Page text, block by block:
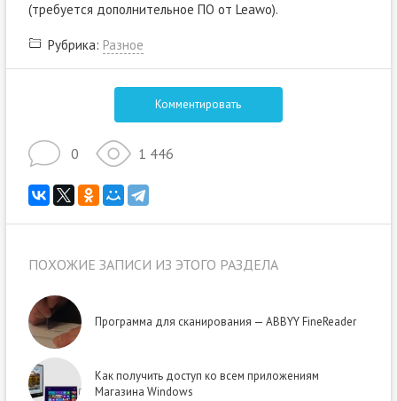
(требуется дополнительное ПО от Leawo).
Рубрика: Разное
Комментировать
0 1 446
ПОХОЖИЕ ЗАПИСИ ИЗ ЭТОГО РАЗДЕЛА
Программа для сканирования — ABBYY FineReader
Как получить доступ ко всем приложениям
Магазина Windows